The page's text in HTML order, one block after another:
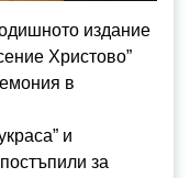
издание
Христово”
в
и
за